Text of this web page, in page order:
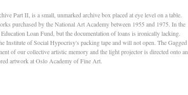
Part II, is a small, unmarked archive box placed at eye level on a table.
purchased by the National Art Academy between 1955 and 1975. In the
Loan Fund, but the documentation of loans is ironically lacking.
Institute of Social Hypocrisy's packing tape and will not open. The Gagged
of our collective artistic memory and the light projector is directed onto an
artwork at Oslo Academy of Fine Art.